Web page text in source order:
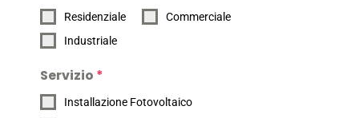
Residenziale
Commerciale
Industriale
Servizio *
Installazione Fotovoltaico